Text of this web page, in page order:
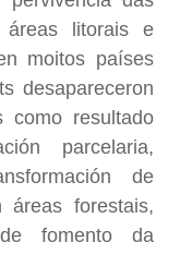
áreas litorais e
moitos países
desapareceron
como resultado
parcelaria,
de
áreas forestais,
fomento da